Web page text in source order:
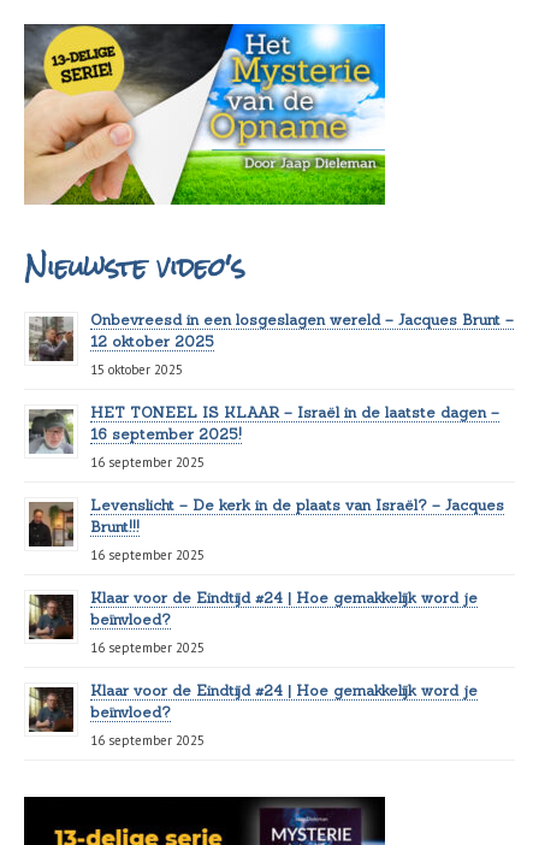
Nieuwste video's
Onbevreesd in een losgeslagen wereld – Jacques Brunt –
12 oktober 2025
15 oktober 2025
HET TONEEL IS KLAAR – Israël in de laatste dagen –
16 september 2025!
16 september 2025
Levenslicht – De kerk in de plaats van Israël? – Jacques
Brunt!!!
16 september 2025
Klaar voor de Eindtijd #24 | Hoe gemakkelijk word je
beïnvloed?
16 september 2025
Klaar voor de Eindtijd #24 | Hoe gemakkelijk word je
beïnvloed?
16 september 2025